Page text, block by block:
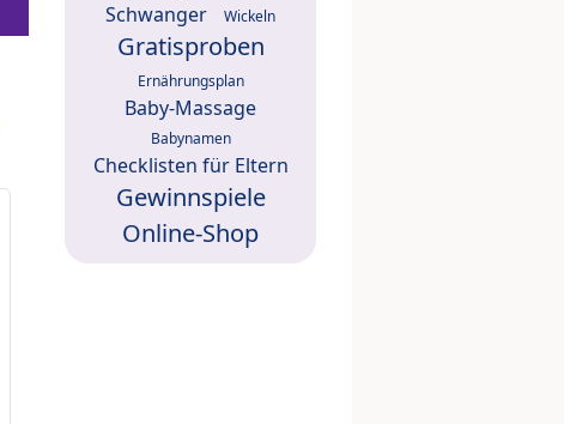
Schwanger Wickeln
Gratisproben
Ernährungsplan
Baby-Massage
Babynamen
Checklisten für Eltern
Gewinnspiele
Online-Shop